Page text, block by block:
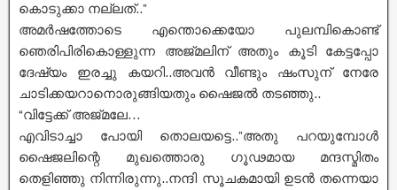
കൊടുക്കാ നല്ലത്..”
അമർഷത്തോടെ എന്തൊക്കെയോ പുലമ്പികൊണ്ട്
ഞെരിപിരികൊള്ളുന്ന അജ്മലിന് അതും കൂടി കേട്ടപ്പോ
ദേഷ്യം ഇരച്ചു കയറി..അവൻ വീണ്ടും ഷംസുന് നേരേ
ചാടിക്കയറാനൊരുങ്ങിയതും ഷൈജൽ തടഞ്ഞു..
“വിട്ടേക്ക് അജ്മലേ…
എവിടാച്ചാ പോയി തൊലയട്ടെ..”അതു പറയുമ്പോൾ
ഷൈജലിന്റെ മുഖത്തൊരു ഗൂഢമായ മന്ദസ്മിതം
തെളിഞ്ഞു നിന്നിരുന്നു..നന്ദി സൂചകമായി ഉടൻ തന്നെയാ